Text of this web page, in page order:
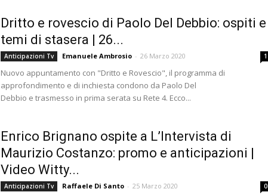
Dritto e rovescio di Paolo Del Debbio: ospiti e
temi di stasera | 26...
Anticipazioni Tv Emanuele Ambrosio - 26 Marzo 2020 1
Nuovo appuntamento con "Dritto e Rovescio", il programma di
approfondimento e di inchiesta condono da Paolo Del
Debbio e trasmesso in prima serata su Rete 4. Ecco...
Enrico Brignano ospite a L’Intervista di
Maurizio Costanzo: promo e anticipazioni |
Video Witty...
Anticipazioni Tv Raffaele Di Santo - 25 Marzo 2020 0